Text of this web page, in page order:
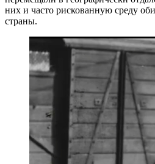
них и часто рискованную среду
страны.